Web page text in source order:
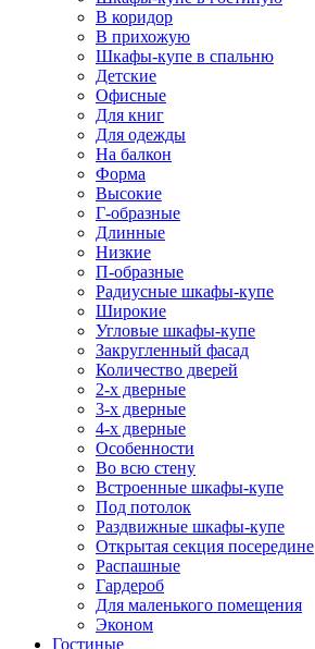
В коридор
В прихожую
Шкафы-купе в спальню
Детские
Офисные
Для книг
Для одежды
На балкон
Форма
Высокие
Г-образные
Длинные
Низкие
П-образные
Радиусные шкафы-купе
Широкие
Угловые шкафы-купе
Закругленный фасад
Количество дверей
2-х дверные
3-х дверные
4-х дверные
Особенности
Во всю стену
Встроенные шкафы-купе
Под потолок
Раздвижные шкафы-купе
Открытая секция посередине
Распашные
Гардероб
Для маленького помещения
Эконом
Гостиные